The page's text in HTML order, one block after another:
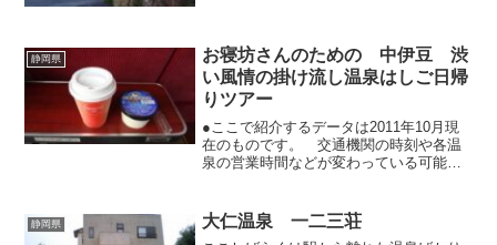
津温...
静岡県
お寝坊さんのための 中伊豆 渋
い風情の掛け流し温泉はしご日帰
りツアー
●ここで紹介するデータは2011年10月現
在のものです。 交通機関の時刻や各温
泉の営業時間などが変わっている可能性
湯感がない」「料金が高い」「循環の温
泉ばかり」「東京圏...
静岡県 大仁温泉 一二三荘